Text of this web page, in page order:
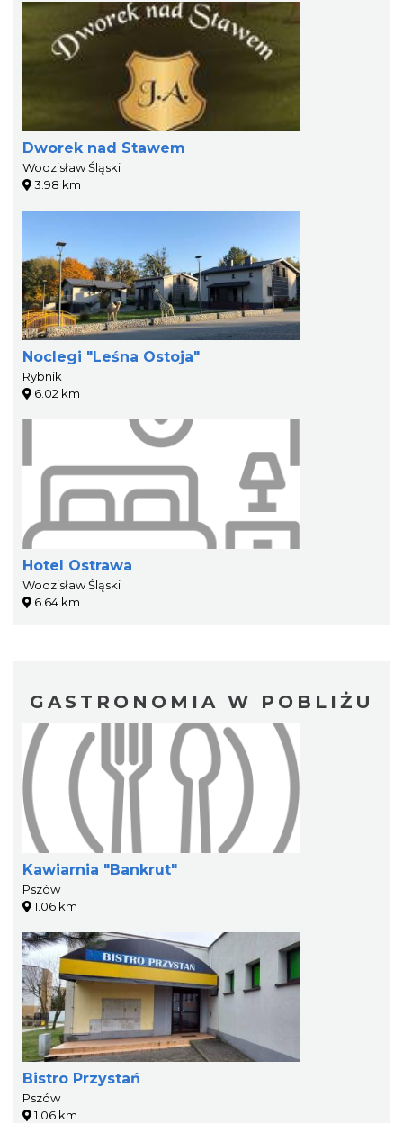
Dworek nad Stawem
Wodzisław Śląski
3.98 km
Noclegi "Leśna Ostoja"
Rybnik
6.02 km
Hotel Ostrawa
Wodzisław Śląski
6.64 km
GASTRONOMIA W POBLIŻU
Kawiarnia "Bankrut"
Pszów
1.06 km
Bistro Przystań
Pszów
1.06 km